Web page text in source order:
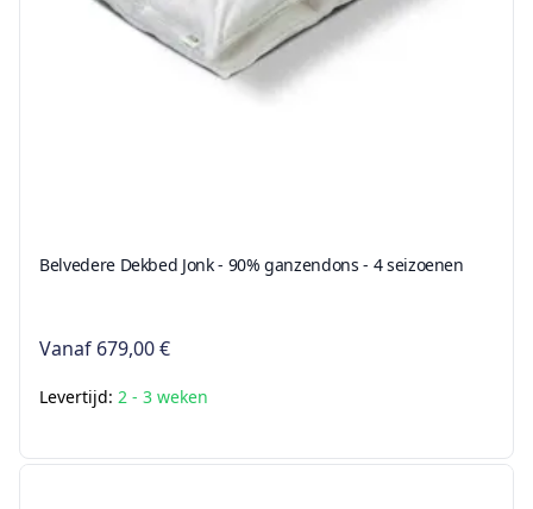
Belvedere Dekbed Jonk - 90% ganzendons - 4 seizoenen
Vanaf 679,00 €
Levertijd: 2 - 3 weken